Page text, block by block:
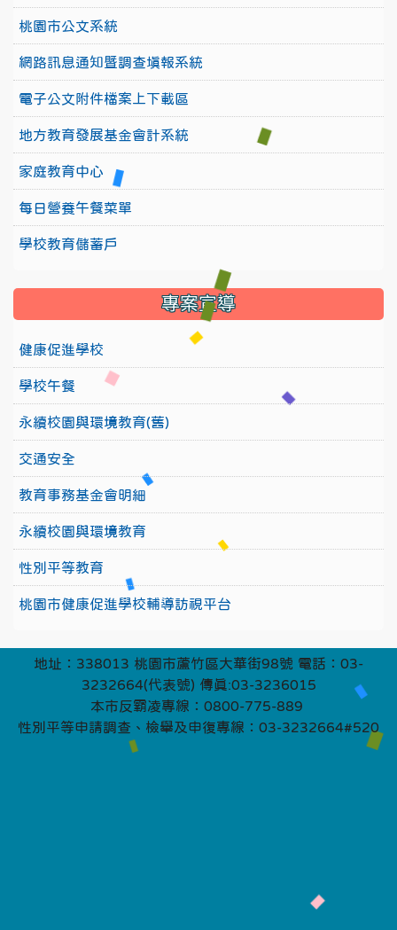
桃園市公文系統
網路訊息通知暨調查填報系統
電子公文附件檔案上下載區
地方教育發展基金會計系統
家庭教育中心
每日營養午餐菜單
學校教育儲蓄戶
專案宣導
健康促進學校
學校午餐
永續校園與環境教育(舊)
交通安全
教育事務基金會明細
永續校園與環境教育
性別平等教育
桃園市健康促進學校輔導訪視平台
地址：338013 桃園市蘆竹區大華街98號 電話：03-
3232664(代表號) 傳真:03-3236015
本市反霸凌專線：0800-775-889
性別平等申請調查、檢舉及申復專線：03-3232664#520